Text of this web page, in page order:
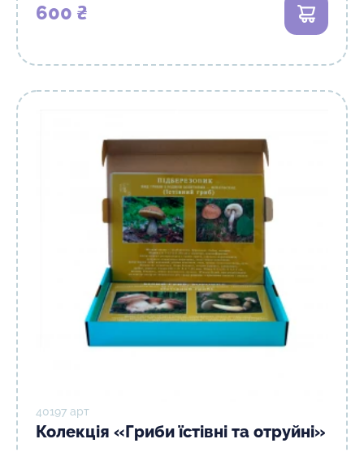
600 ₴
40197 арт
Колекція «Гриби їстівні та отруйні»